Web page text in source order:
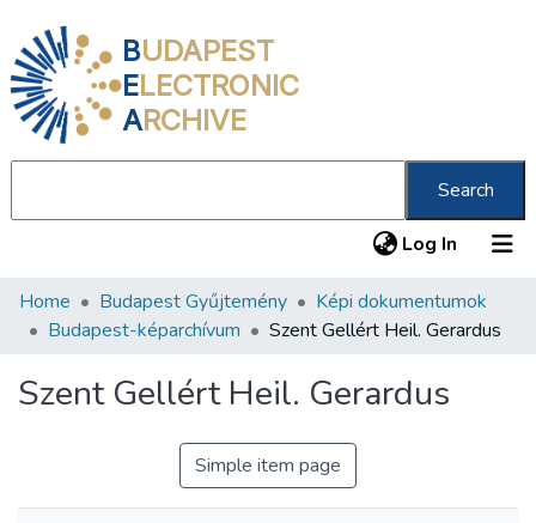
BUDAPEST
ELECTRONIC
ARCHIVE
Search
Log In (current)
Communities & Collections
Statistics
Home Budapest Gyűjtemény
Képi dokumentumok
Budapest-képarchívum
Szent Gellért Heil. Gerardus
Szent Gellért Heil. Gerardus
Simple item page